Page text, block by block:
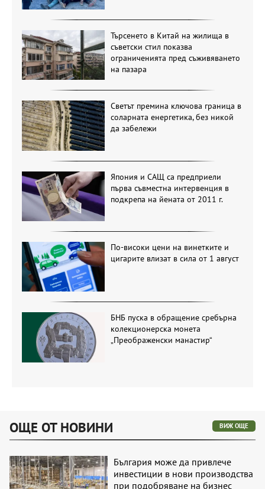
Търсенето в Китай на жилища в
съветски стил показва
ограниченията пред съживяването
на пазара
Светът премина ключова граница в
соларната енергетика, без никой
да забележи
Япония и САЩ са предприели
първа съвместна интервенция в
подкрепа на йената от 2011 г.
По-високи цени на винетките и
цигарите влизат в сила от 1 август
БНБ пуска в обращение сребърна
колекционерска монета
„Преображенски манастир“
ОЩЕ ОТ НОВИНИ ВИЖ ОЩЕ
България може да привлече
инвестиции в нови производства
при подобряване на бизнес